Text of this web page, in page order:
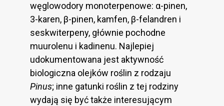
węglowodory monoterpenowe: α-pinen,
3-karen, β-pinen, kamfen, β-felandren i
seskwiterpeny, głównie pochodne
muurolenu i kadinenu. Najlepiej
udokumentowana jest aktywność
biologiczna olejków roślin z rodzaju
Pinus; inne gatunki roślin z tej rodziny
wydają się być także interesującym